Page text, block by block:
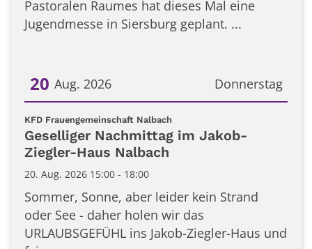
Pastoralen Raumes hat dieses Mal eine
Jugendmesse in Siersburg geplant. ...
Donnerstag
20 Aug. 2026
Datum: 20. August 2026
KFD Frauengemeinschaft Nalbach
Geselliger Nachmittag im Jakob-
Ziegler-Haus Nalbach
20. Aug. 2026 15:00 - 18:00
Sommer, Sonne, aber leider kein Strand
oder See - daher holen wir das
URLAUBSGEFÜHL ins Jakob-Ziegler-Haus und